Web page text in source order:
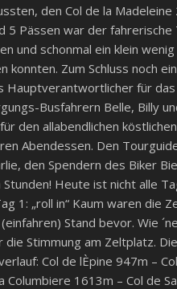
den Col de la
5 Pässen war der
und schonmal ein klein
Zum Schluss noch
Hauptverantwortlicher für
Busfahrern Belle, Billy
den allabendlichen
Abendessen. Den
den Spendern des Biker
Heute ist nicht alle
1: „roll in“ Kaum waren die
Stand bevor. Wie
Stimmung am Zeltplatz.
Col de lÈpine 947m –
1613m – Col de